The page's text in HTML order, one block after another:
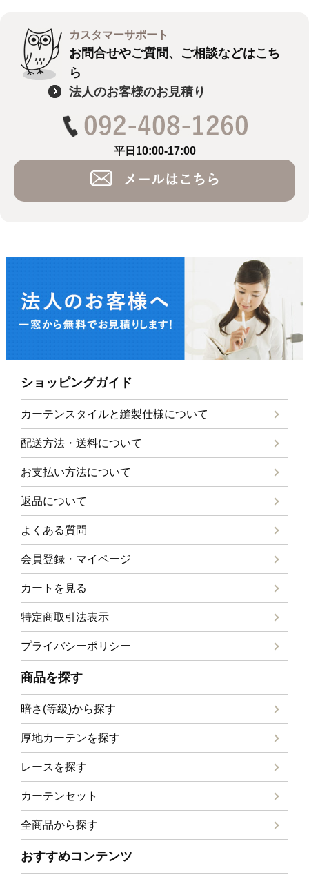
カスタマーサポート
お問合せやご質問、ご相談などはこち
ら
法人のお客様のお見積り
平日10:00-17:00
ショッピングガイド
カーテンスタイルと縫製仕様について
配送方法・送料について
お支払い方法について
返品について
よくある質問
会員登録・マイページ
カートを見る
特定商取引法表示
プライバシーポリシー
商品を探す
暗さ(等級)から探す
厚地カーテンを探す
レースを探す
カーテンセット
全商品から探す
おすすめコンテンツ